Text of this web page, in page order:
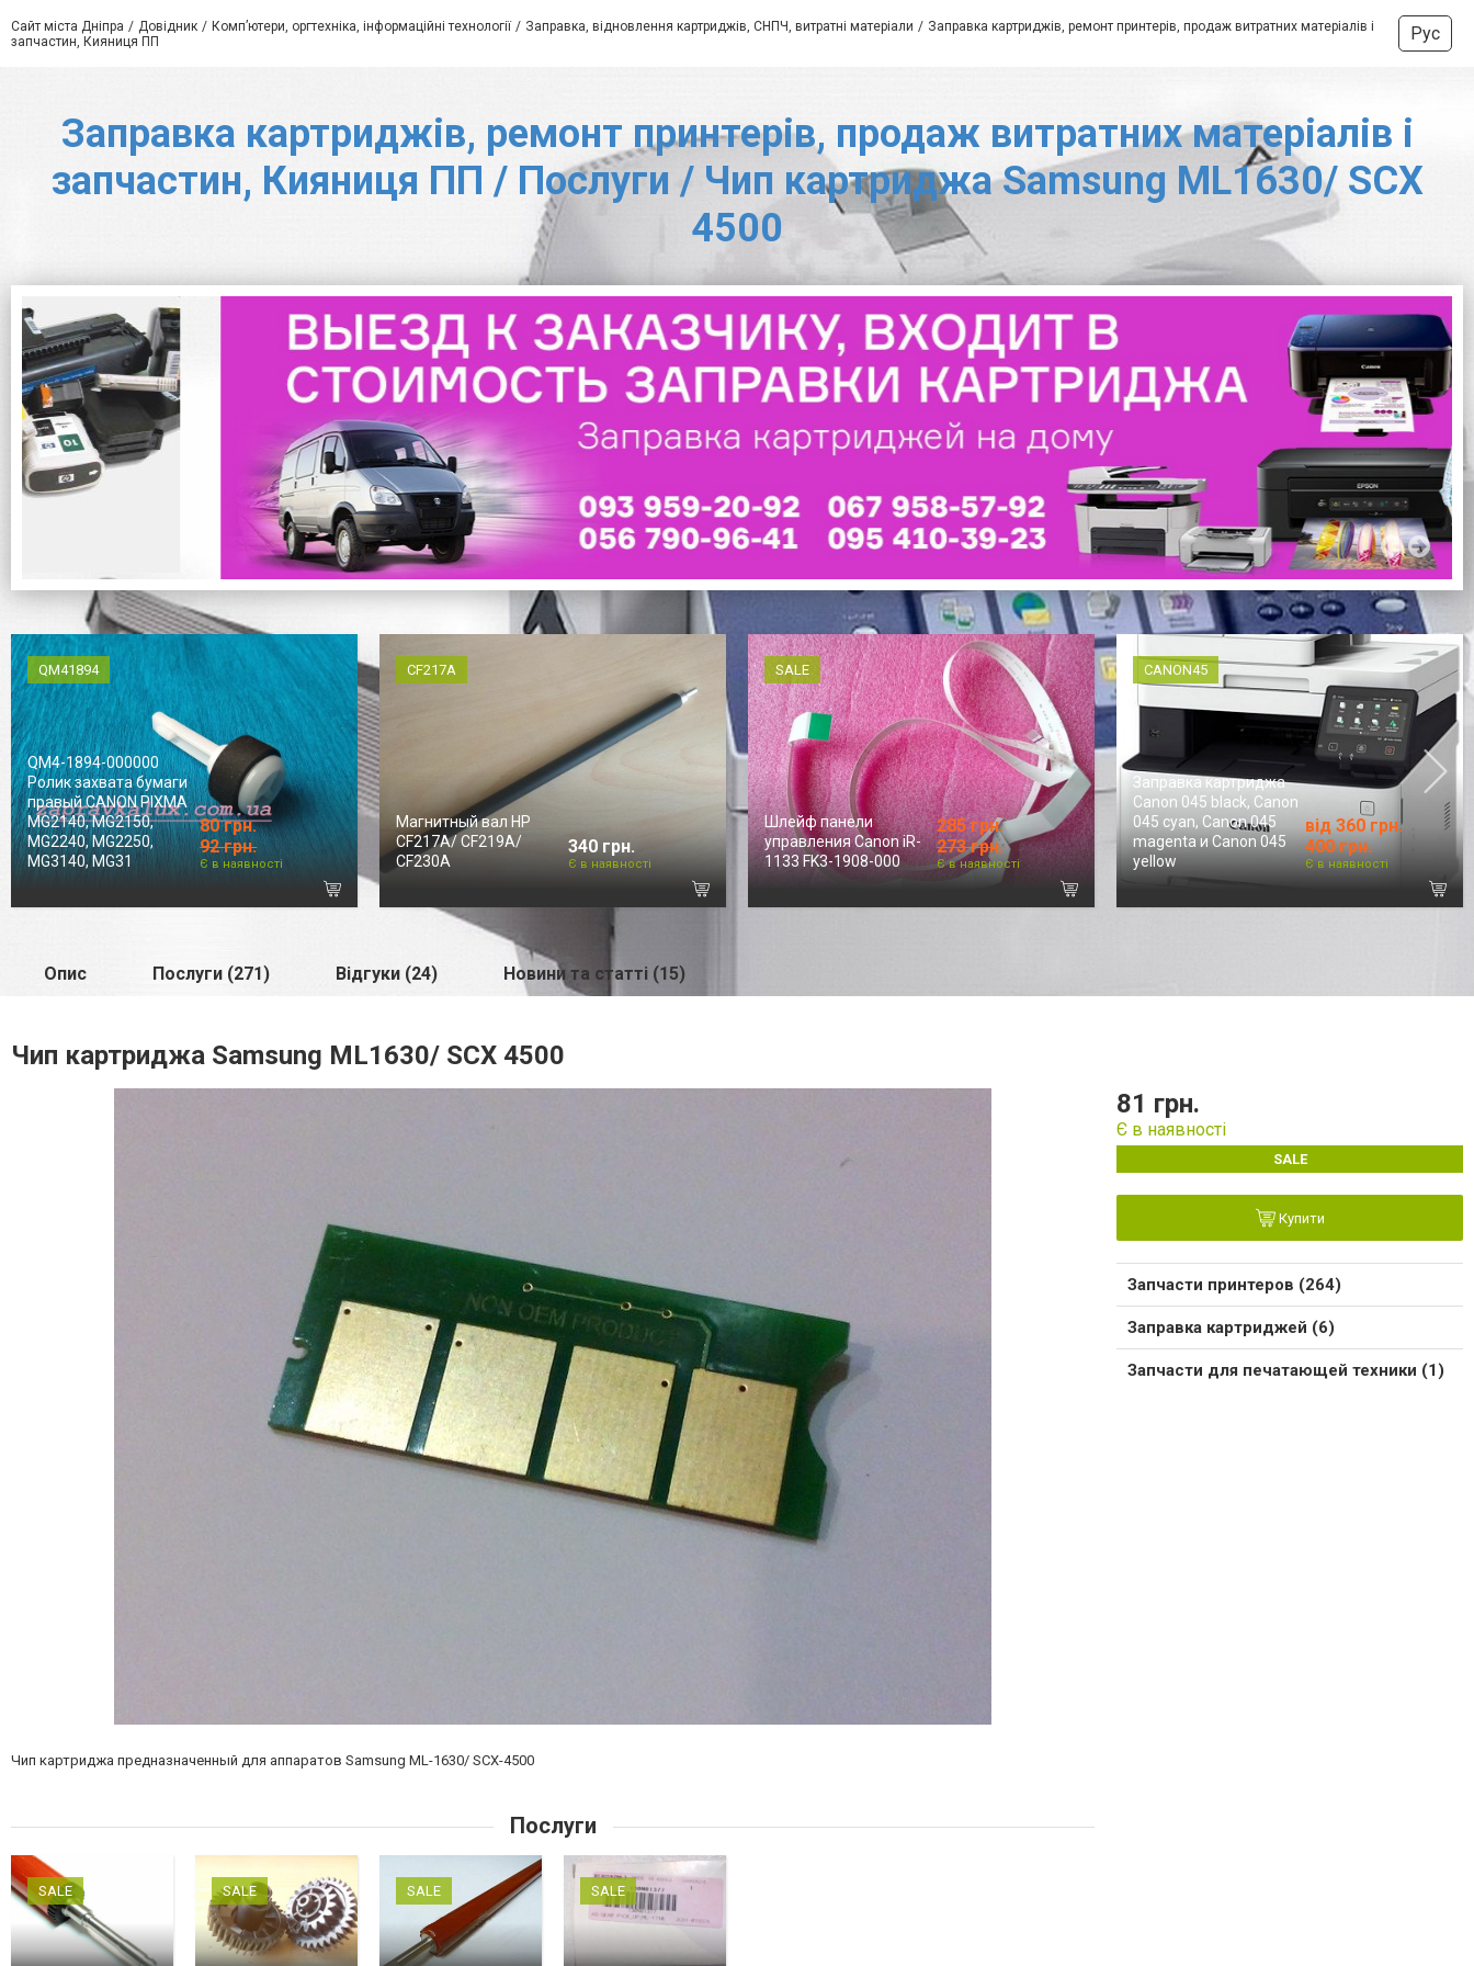
Сайт міста Дніпра Довідник Комп’ютери, оргтехніка, інформаційні технології Заправка, відновлення картриджів, СНПЧ, витратні матеріали
Заправка картриджів, ремонт принтерів, продаж витратних матеріалів і
запчастин, Кияниця ПП
Рус
Заправка картриджів, ремонт принтерів, продаж витратних матеріалів і
запчастин, Кияниця ПП / Послуги / Чип картриджа Samsung ML1630/ SCX
4500
QM41894
QM4-1894-000000
Ролик захвата бумаги
правый CANON PIXMA
MG2140, MG2150,
MG2240, MG2250,
MG3140, MG31
80 грн.
92 грн.
Є в наявності
CF217A
Магнитный вал HP
CF217A/ CF219A/
CF230A
340 грн.
Є в наявності
SALE
Шлейф панели
управления Canon iR-
1133 FK3-1908-000
285 грн.
273 грн.
Є в наявності
CANON45
Заправка картриджа
Canon 045 black, Canon
045 cyan, Canon 045
magenta и Canon 045
yellow
від 360 грн.
400 грн.
Є в наявності
Опис Послуги (271) Відгуки (24) Новини та статті (15)
Чип картриджа Samsung ML1630/ SCX 4500
Чип картриджа предназначенный для аппаратов Samsung ML-1630/ SCX-4500
81 грн.
Є в наявності
SALE
Купити
Запчасти принтеров (264)
Заправка картриджей (6)
Запчасти для печатающей техники (1)
Послуги
SALE SALE SALE SALE